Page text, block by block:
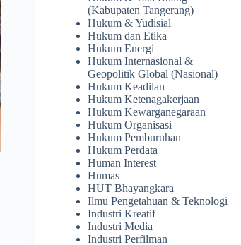
(Kabupaten Tangerang)
Hukum & Yudisial
Hukum dan Etika
Hukum Energi
Hukum Internasional &
Geopolitik Global (Nasional)
Hukum Keadilan
Hukum Ketenagakerjaan
Hukum Kewarganegaraan
Hukum Organisasi
Hukum Pemburuhan
Hukum Perdata
Human Interest
Humas
HUT Bhayangkara
Ilmu Pengetahuan & Teknologi
Industri Kreatif
Industri Media
Industri Perfilman